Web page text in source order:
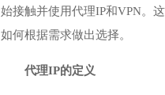
始接触并使用代理IP和VPN。
如何根据需求做出选择。
代理IP的定义